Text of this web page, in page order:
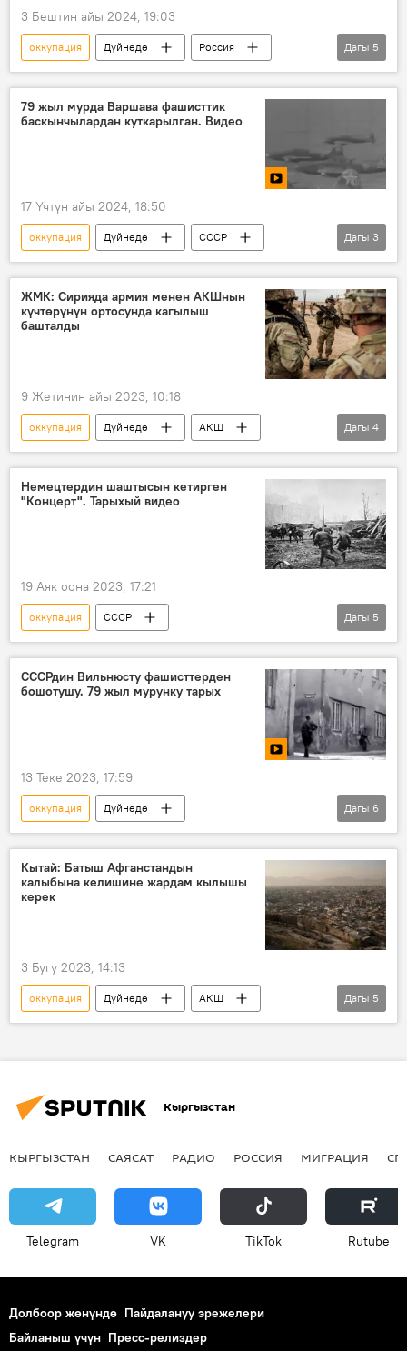
3 Бештин айы 2024, 19:03
оккупация Дүйнөдө
Россия
Украина
Батыш
атайын операция
чалгындоо кызматы
Дагы 5
79 жыл мурда Варшава фашисттик
баскынчылардан куткарылган. Видео
17 Үчтүн айы 2024, 18:50
оккупация Дүйнөдө
СССР
Советтик армия
Улуу Ата Мекендик согуш
Варшава
Дагы 3
ЖМК: Сирияда армия менен АКШнын
күчтөрүнүн ортосунда кагылыш
башталды
9 Жетинин айы 2023, 10:18
оккупация Дүйнөдө
АКШ
Сирия
согуш
салгылаш
Аскер
Дагы 4
Немецтердин шаштысын кетирген
"Концерт". Тарыхый видео
19 Аяк оона 2023, 17:21
оккупация
СССР
Улуу Ата Мекендик согуш
партизандар
жардыруу
Видео немецтер
Дагы 5
СССРдин Вильнюсту фашисттерден
бошотушу. 79 жыл мурунку тарых
13 Теке 2023, 17:59
оккупация
Дүйнөдө
Улуу Ата Мекендик согуш
"Багратион" операциясы
бошотуу
СССР Видео
Дагы 6
Кытай: Батыш Афганстандын
калыбына келишине жардам кылышы
керек
3 Бугу 2023, 14:13
оккупация Дүйнөдө
АКШ
Афганистан
Кытай
Дагы 5
Кыргызстан
КЫРГЫЗСТАН САЯСАТ РАДИО РОССИЯ МИГРАЦИЯ
Telegram VK ТikТоk Rutube
Долбоор жөнүндө Пайдалануу эрежелери
Байланыш үчүн Пресс-релиздер